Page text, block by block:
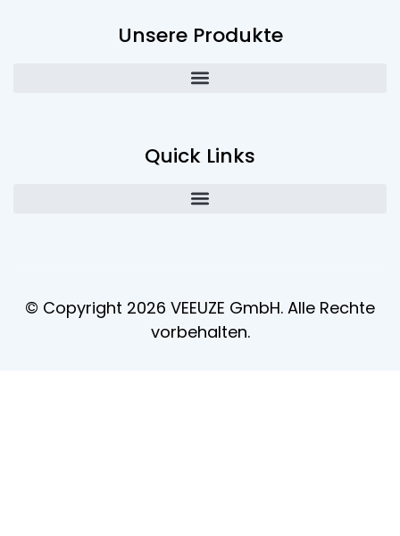
Unsere Produkte
Quick Links
© Copyright 2026 VEEUZE GmbH. Alle Rechte
vorbehalten.